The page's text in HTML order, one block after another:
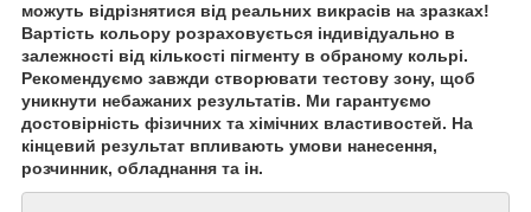
можуть відрізнятися від реальних викрасів на зразках!
Вартість кольору розраховується індивідуально в
залежності від кількості пігменту в обраному кольрі.
Рекомендуємо завжди створювати тестову зону, щоб
уникнути небажаних результатів. Ми гарантуємо
достовірність фізичних та хімічних властивостей. На
кінцевий результат впливають умови нанесення,
розчинник, обладнання та ін.